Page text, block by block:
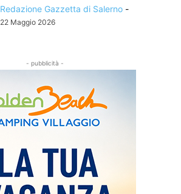
Redazione Gazzetta di Salerno -
22 Maggio 2026
- pubblicità -